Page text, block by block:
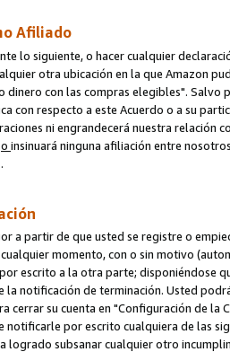
Afiliado
lo siguiente, o hacer cualquier
otra ubicación en la que Amazon
dinero con las compras elegibles". Salvo
con respecto a este Acuerdo o a su
ni engrandecerá nuestra relación
o insinuará ninguna afiliación entre
a partir de que usted se registre o
momento, con o sin motivo
escrito a la otra parte; disponiéndose
la notificación de terminación. Usted
cerrar su cuenta en "Configuración de
notificarle por escrito cualquiera de las
logrado subsanar cualquier otro